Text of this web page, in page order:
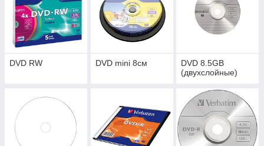
DVD RW DVD mini 8см
DVD 8.5GB
(двухслойные)